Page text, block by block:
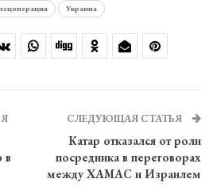
Украина
в
СЛЕДУЮЩАЯ СТАТЬЯ
Катар отказался от роли
посредника в переговорах
между ХАМАС и Израилем